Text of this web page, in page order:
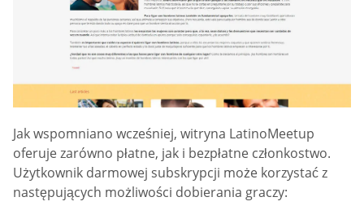
Jak wspomniano wcześniej, witryna LatinoMeetup
oferuje zarówno płatne, jak i bezpłatne członkostwo.
Użytkownik darmowej subskrypcji może korzystać z
następujących możliwości dobierania graczy: